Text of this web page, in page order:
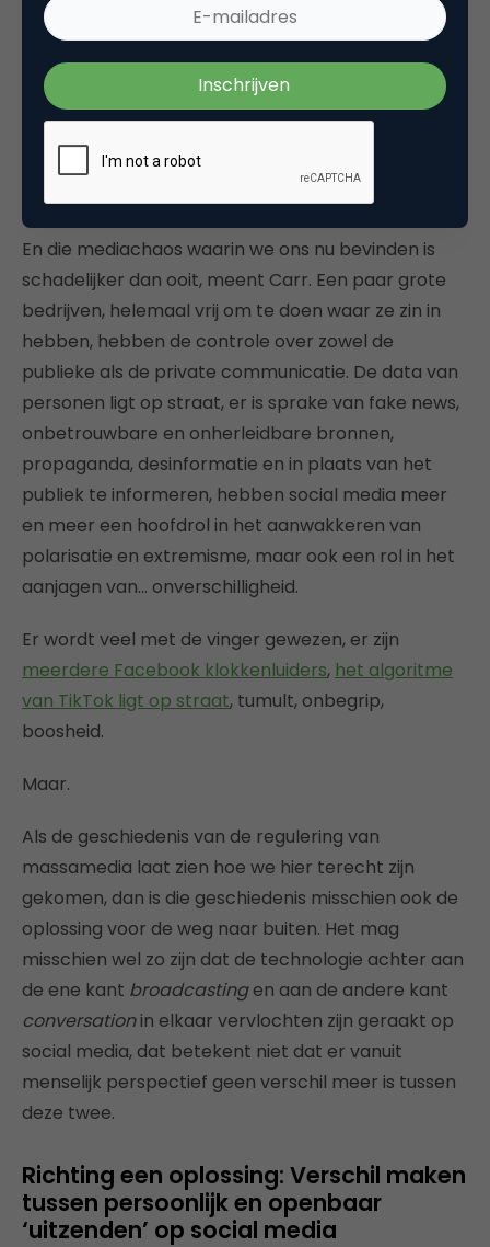
gebeurde, veroorzaakte de combinatie van snelle
technologische vooruitgang en zwak publiek
toezicht de staat van verwarring waarin we ons
vandaag bevinden.”
Media chaos is terug: schadelijker dan
ooit
En die mediachaos waarin we ons nu bevinden is
schadelijker dan ooit, meent Carr. Een paar grote
bedrijven, helemaal vrij om te doen waar ze zin in
hebben, hebben de controle over zowel de
publieke als de private communicatie. De data van
personen ligt op straat, er is sprake van fake news,
onbetrouwbare en onherleidbare bronnen,
propaganda, desinformatie en in plaats van het
publiek te informeren, hebben social media meer
en meer een hoofdrol in het aanwakkeren van
polarisatie en extremisme, maar ook een rol in het
aanjagen van… onverschilligheid.
Er wordt veel met de vinger gewezen, er zijn
meerdere Facebook klokkenluiders, het algoritme
van TikTok ligt op straat, tumult, onbegrip,
boosheid.
Maar.
Als de geschiedenis van de regulering van
massamedia laat zien hoe we hier terecht zijn
gekomen, dan is die geschiedenis misschien ook de
oplossing voor de weg naar buiten. Het mag
misschien wel zo zijn dat de technologie achter aan
de ene kant broadcastingen aan de andere kant
conversationin elkaar vervlochten zijn geraakt op
social media, dat betekent niet dat er vanuit
menselijk perspectief geen verschil meer is tussen
deze twee.
Richting een oplossing: Verschil maken
tussen persoonlijk en openbaar
‘uitzenden’ op social media